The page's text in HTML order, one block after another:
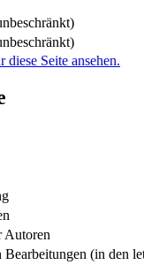
Seite ansehen.
Autoren
(in den